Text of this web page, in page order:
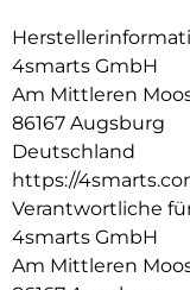
Unser Second Glass
einfacher zu
mitgelieferten
staubfrei anbringen.
auszutauschen, ist
Glass erhalten Sie
Displayschutz für Ihr
Kristallklare Qualität:
Smartphone,
4smarts GmbH
Am Mittleren
86167 Augsburg
Deutschland
https://
Verantwortliche
4smarts GmbH
Am Mittleren